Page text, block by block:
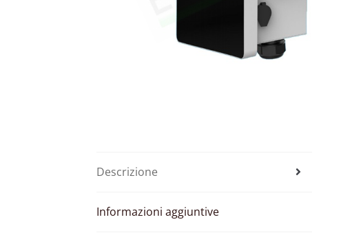
Descrizione
Informazioni aggiuntive